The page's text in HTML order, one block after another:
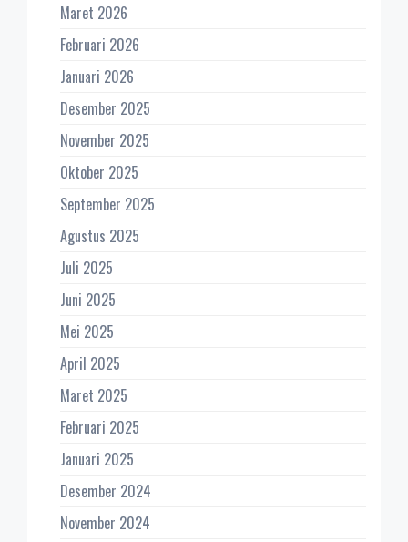
Maret 2026
Februari 2026
Januari 2026
Desember 2025
November 2025
Oktober 2025
September 2025
Agustus 2025
Juli 2025
Juni 2025
Mei 2025
April 2025
Maret 2025
Februari 2025
Januari 2025
Desember 2024
November 2024